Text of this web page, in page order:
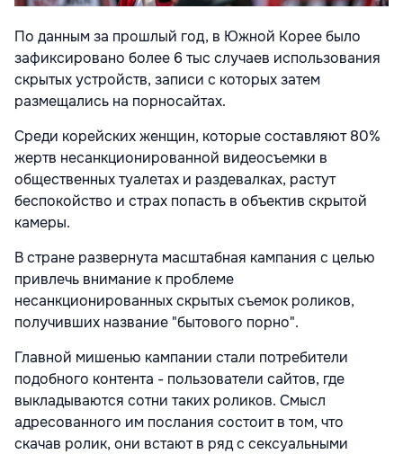
По данным за прошлый год, в Южной Корее было
зафиксировано более 6 тыс случаев использования
скрытых устройств, записи с которых затем
размещались на порносайтах.
Среди корейских женщин, которые составляют 80%
жертв несанкционированной видеосъемки в
общественных туалетах и раздевалках, растут
беспокойство и страх попасть в объектив скрытой
камеры.
В стране развернута масштабная кампания с целью
привлечь внимание к проблеме
несанкционированных скрытых съемок роликов,
получивших название "бытового порно".
Главной мишенью кампании стали потребители
подобного контента - пользователи сайтов, где
выкладываются сотни таких роликов. Смысл
адресованного им послания состоит в том, что
скачав ролик, они встают в ряд с сексуальными